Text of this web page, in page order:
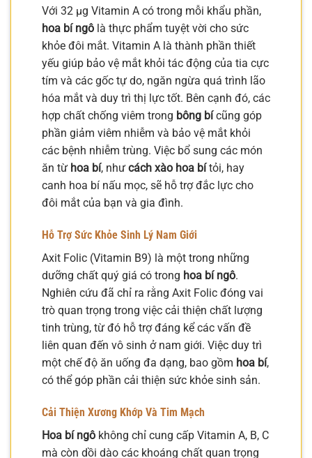
Với 32 µg Vitamin A có trong mỗi khẩu phần,
hoa bí ngô là thực phẩm tuyệt vời cho sức
khỏe đôi mắt. Vitamin A là thành phần thiết
yếu giúp bảo vệ mắt khỏi tác động của tia cực
tím và các gốc tự do, ngăn ngừa quá trình lão
hóa mắt và duy trì thị lực tốt. Bên cạnh đó, các
hợp chất chống viêm trong bông bícũng góp
phần giảm viêm nhiễm và bảo vệ mắt khỏi
các bệnh nhiễm trùng. Việc bổ sung các món
ăn từ hoa bí, như cách xào hoa bítỏi, hay
canh hoa bí nấu mọc, sẽ hỗ trợ đắc lực cho
đôi mắt của bạn và gia đình.
Hỗ Trợ Sức Khỏe Sinh Lý Nam Giới
Axit Folic (Vitamin B9) là một trong những
dưỡng chất quý giá có trong hoa bí ngô.
Nghiên cứu đã chỉ ra rằng Axit Folic đóng vai
trò quan trọng trong việc cải thiện chất lượng
tinh trùng, từ đó hỗ trợ đáng kể các vấn đề
liên quan đến vô sinh ở nam giới. Việc duy trì
một chế độ ăn uống đa dạng, bao gồm hoa bí,
có thể góp phần cải thiện sức khỏe sinh sản.
Cải Thiện Xương Khớp Và Tim Mạch
Hoa bí ngô không chỉ cung cấp Vitamin A, B, C
mà còn dồi dào các khoáng chất quan trọng